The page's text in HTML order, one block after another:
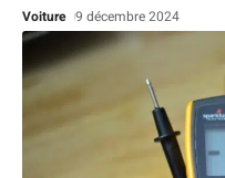
Voiture 9 décembre 2024